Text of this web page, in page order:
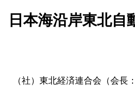
日本海沿岸東北
（社）東北経済連合会（会長